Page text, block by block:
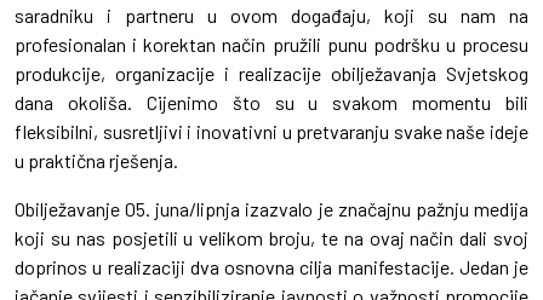
saradniku i partneru u ovom događaju, koji su nam na
profesionalan i korektan način pružili punu podršku u procesu
produkcije, organizacije i realizacije obilježavanja Svjetskog
dana okoliša. Cijenimo što su u svakom momentu bili
fleksibilni, susretljivi i inovativni u pretvaranju svake naše ideje
u praktična rješenja.
Obilježavanje 05. juna/lipnja izazvalo je značajnu pažnju medija
koji su nas posjetili u velikom broju, te na ovaj način dali svoj
doprinos u realizaciji dva osnovna cilja manifestacije. Jedan je